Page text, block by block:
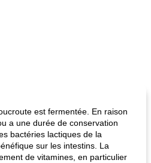
est fermentée. En raison
a une durée de conservation
bactéries lactiques de la
sur les intestins. La
de vitamines, en particulier